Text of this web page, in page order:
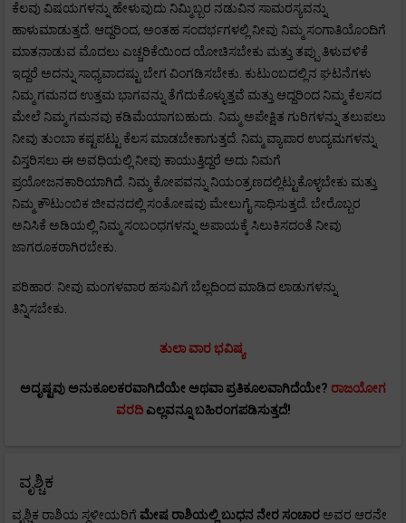
ಕೆಲವು ವಿಷಯಗಳನ್ನು ಹೇಳುವುದು ನಿಮ್ಮಿಬ್ಬರ ನಡುವಿನ ಸಾಮರಸ್ಯವನ್ನು
ಹಾಳುಮಾಡುತ್ತದೆ. ಆದ್ದರಿಂದ, ಅಂತಹ ಸಂದರ್ಭಗಳಲ್ಲಿ ನೀವು ನಿಮ್ಮ ಸಂಗಾತಿಯೊಂದಿಗೆ
ಮಾತನಾಡುವ ಮೊದಲು ಎಚ್ಚರಿಕೆಯಿಂದ ಯೋಚಿಸಬೇಕು ಮತ್ತು ತಪ್ಪು ತಿಳುವಳಿಕೆ
ಇದ್ದರೆ ಅದನ್ನು ಸಾಧ್ಯವಾದಷ್ಟು ಬೇಗ ವಿಂಗಡಿಸಬೇಕು. ಕುಟುಂಬದಲ್ಲಿನ ಘಟನೆಗಳು
ನಿಮ್ಮ ಗಮನದ ಉತ್ತಮ ಭಾಗವನ್ನು ತೆಗೆದುಕೊಳ್ಳುತ್ತವೆ ಮತ್ತು ಆದ್ದರಿಂದ ನಿಮ್ಮ ಕೆಲಸದ
ಮೇಲೆ ನಿಮ್ಮ ಗಮನವು ಕಡಿಮೆಯಾಗಬಹುದು. ನಿಮ್ಮ ಅಪೇಕ್ಷಿತ ಗುರಿಗಳನ್ನು ತಲುಪಲು
ನೀವು ತುಂಬಾ ಕಷ್ಟಪಟ್ಟು ಕೆಲಸ ಮಾಡಬೇಕಾಗುತ್ತದೆ. ನಿಮ್ಮ ವ್ಯಾಪಾರ ಉದ್ಯಮಗಳನ್ನು
ವಿಸ್ತರಿಸಲು ಈ ಅವಧಿಯಲ್ಲಿ ನೀವು ಕಾಯುತ್ತಿದ್ದರೆ ಅದು ನಿಮಗೆ
ಪ್ರಯೋಜನಕಾರಿಯಾಗಿದೆ. ನಿಮ್ಮ ಕೋಪವನ್ನು ನಿಯಂತ್ರಣದಲ್ಲಿಟ್ಟುಕೊಳ್ಳಬೇಕು ಮತ್ತು
ನಿಮ್ಮ ಕೌಟುಂಬಿಕ ಜೀವನದಲ್ಲಿ ಸಂತೋಷವು ಮೇಲುಗೈ ಸಾಧಿಸುತ್ತದೆ. ಬೇರೊಬ್ಬರ
ಅನಿಸಿಕೆ ಅಡಿಯಲ್ಲಿ ನಿಮ್ಮ ಸಂಬಂಧಗಳನ್ನು ಅಪಾಯಕ್ಕೆ ಸಿಲುಕಿಸದಂತೆ ನೀವು
ಜಾಗರೂಕರಾಗಿರಬೇಕು.
ಪರಿಹಾರ: ನೀವು ಮಂಗಳವಾರ ಹಸುವಿಗೆ ಬೆಲ್ಲದಿಂದ ಮಾಡಿದ ಲಾಡುಗಳನ್ನು
ತಿನ್ನಿಸಬೇಕು.
ತುಲಾ ವಾರ ಭವಿಷ್ಯ
ಅದೃಷ್ಟವು ಅನುಕೂಲಕರವಾಗಿದೆಯೇ ಅಥವಾ ಪ್ರತಿಕೂಲವಾಗಿದೆಯೇ? ರಾಜಯೋಗ
ವರದಿಎಲ್ಲವನ್ನೂ ಬಹಿರಂಗಪಡಿಸುತ್ತದೆ!
ವೃಶ್ಚಿಕ
ವೃಶ್ಚಿಕ ರಾಶಿಯ ಸ್ಥಳೀಯರಿಗೆ ಮೇಷ ರಾಶಿಯಲ್ಲಿ ಬುಧನ ನೇರ ಸಂಚಾರ ಅವರ ಆರನೇ